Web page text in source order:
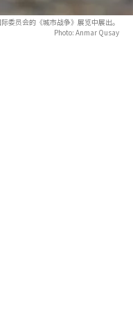
委员会的《城市战争》展览中展出。
Photo: Anmar Qusay